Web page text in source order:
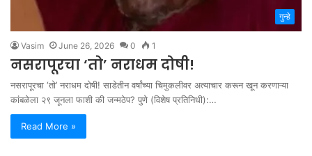
गुन्हे
Vasim June 26, 2026 0 1
नसरापूरचा ‘तो’ नराधम दोषी!
नसरापूरचा ‘तो’ नराधम दोषी! साडेतीन वर्षांच्या चिमुकलीवर अत्याचार करून खून करणाऱ्या
कांबळेला २९ जूनला फाशी की जन्मठेप? पुणे (विशेष प्रतिनिधी):…
Read More »